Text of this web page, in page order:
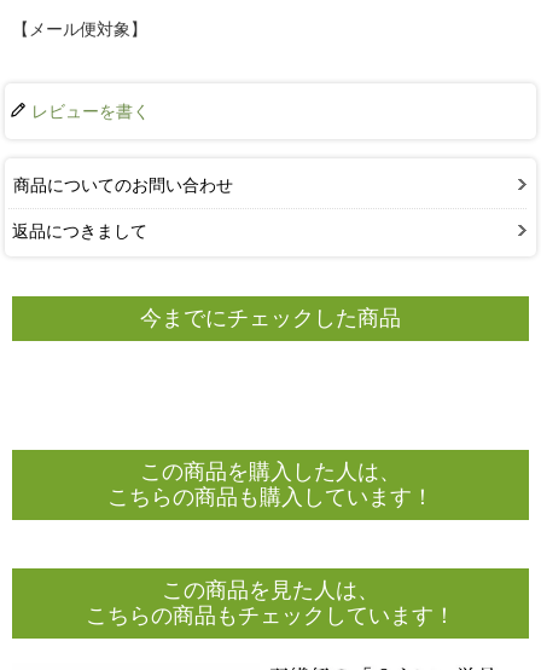
【メール便対象】
レビューを書く
商品についてのお問い合わせ
返品につきまして
今までにチェックした商品
この商品を購入した人は、
こちらの商品も購入しています！
この商品を見た人は、
こちらの商品もチェックしています！